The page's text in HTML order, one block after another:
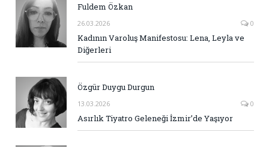
Fuldem Özkan
26.03.2026 0
Kadının Varoluş Manifestosu: Lena, Leyla ve
Diğerleri
Özgür Duygu Durgun
13.03.2026 0
Asırlık Tiyatro Geleneği İzmir’de Yaşıyor